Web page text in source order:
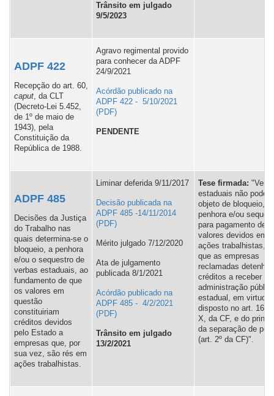
Trânsito em julgado
9/5/2023
ADPF 422
Recepção do art. 60,
caput , da CLT
(Decreto-Lei 5.452,
de 1º de maio de
1943), pela
Constituição da
República de 1988.
Agravo regimental provido
para conhecer da ADPF
24/9/2021
Acórdão publicado na
ADPF 422 - 5/10/2021
PENDENTE
ADPF 485
Decisões da Justiça
do Trabalho nas
quais determina-se o
bloqueio, a penhora
e/ou o sequestro de
verbas estaduais, ao
fundamento de que
os valores em
questão
constituiriam
créditos devidos
pelo Estado a
empresas que, por
sua vez, são rés em
ações trabalhistas.
Liminar deferida 9/11/2017
Decisão publicada na
ADPF 485 -14/11/2014
Mérito julgado 7/12/2020
Ata de julgamento
publicada 8/1/2021
Acórdão publicado na
ADPF 485 - 4/2/2021
Trânsito em julgado
13/2/2021
Tese firmada:
estaduais não
objeto de bloqueio,
penhora e/ou
para pagamento de
valores devidos em
ações trabalhistas,
que as empresas
reclamadas
créditos a receber da
administração
estadual, em virtude
disposto no art. 167,
X, da CF, e do
da separação de
(art. 2º da CF)".